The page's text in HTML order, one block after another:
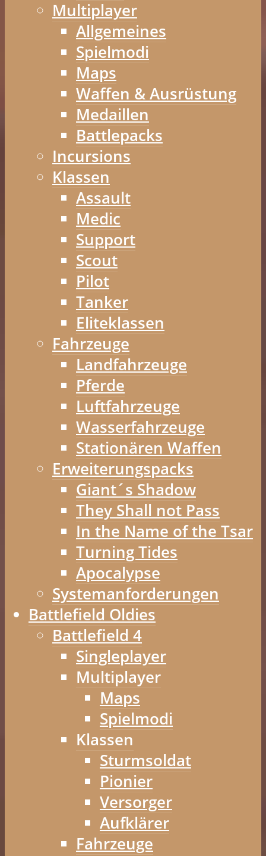
Multiplayer
Allgemeines
Spielmodi
Maps
Waffen & Ausrüstung
Medaillen
Battlepacks
Incursions
Klassen
Assault
Medic
Support
Scout
Pilot
Tanker
Eliteklassen
Fahrzeuge
Landfahrzeuge
Pferde
Luftfahrzeuge
Wasserfahrzeuge
Stationären Waffen
Erweiterungspacks
Giant´s Shadow
They Shall not Pass
In the Name of the Tsar
Turning Tides
Apocalypse
Systemanforderungen
Battlefield Oldies
Battlefield 4
Singleplayer
Multiplayer
Maps
Spielmodi
Klassen
Sturmsoldat
Pionier
Versorger
Aufklärer
Fahrzeuge